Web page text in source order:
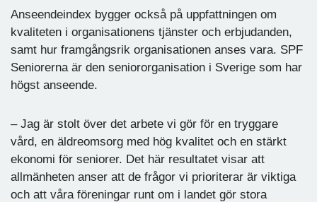
Anseendeindex bygger också på uppfattningen om
kvaliteten i organisationens tjänster och erbjudanden,
samt hur framgångsrik organisationen anses vara. SPF
Seniorerna är den seniororganisation i Sverige som har
högst anseende.
– Jag är stolt över det arbete vi gör för en tryggare
vård, en äldreomsorg med hög kvalitet och en stärkt
ekonomi för seniorer. Det här resultatet visar att
allmänheten anser att de frågor vi prioriterar är viktiga
och att våra föreningar runt om i landet gör stora